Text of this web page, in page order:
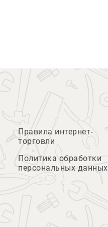
Правила интернет-
торговли
Политика обработки
персональных данных